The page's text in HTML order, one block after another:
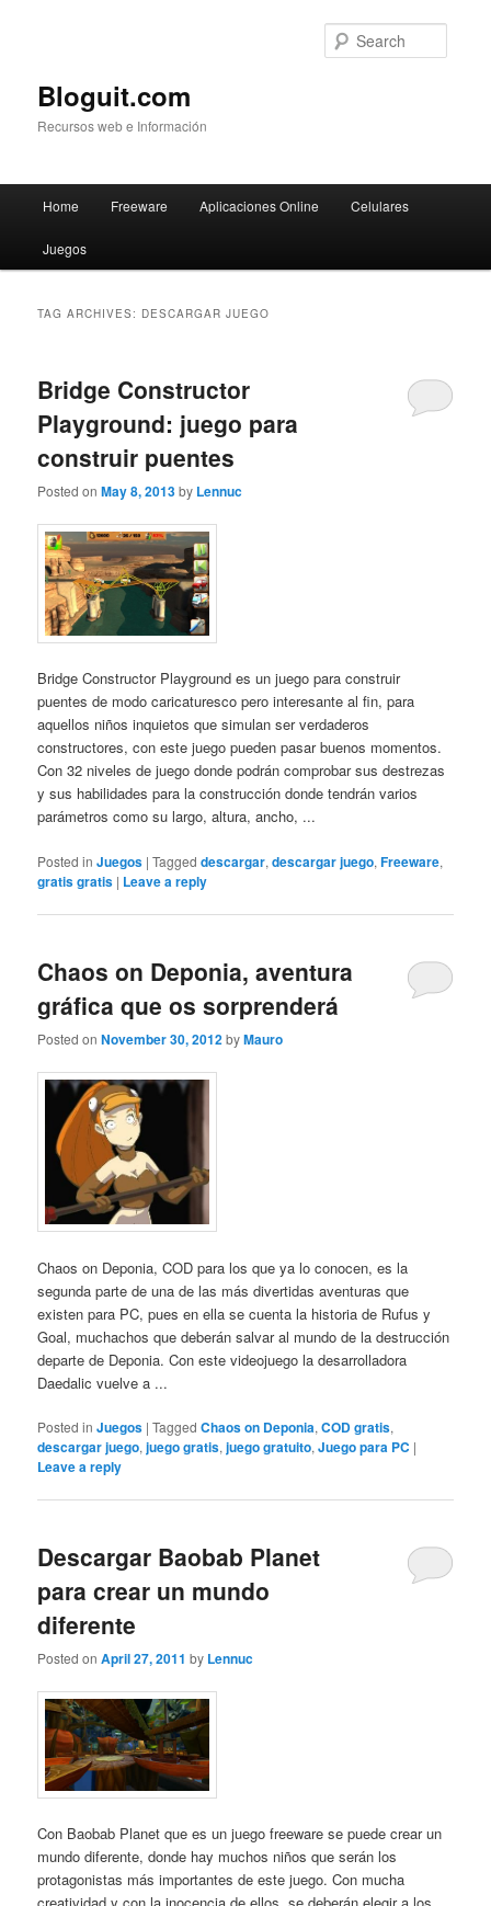
Bloguit.com
Recursos web e Información
Skip
to
Skip
to
Home Freeware Aplicaciones Online Celulares
Juegos
TAG ARCHIVES: DESCARGAR JUEGO
Bridge Constructor
Playground: juego para
construir puentes
Posted onMay 8, 2013by Lennuc
Bridge Constructor Playground es un juego para construir
puentes de modo caricaturesco pero interesante al fin, para
aquellos niños inquietos que simulan ser verdaderos
constructores, con este juego pueden pasar buenos momentos.
Con 32 niveles de juego donde podrán comprobar sus destrezas
y sus habilidades para la construcción donde tendrán varios
parámetros como su largo, altura, ancho, ...
Posted in Juegos |Tagged descargar,descargar juego,Freeware,
gratis gratis | Leave a reply
Chaos on Deponia, aventura
gráfica que os sorprenderá
Posted onNovember 30, 2012byMauro
Chaos on Deponia, COD para los que ya lo conocen, es la
segunda parte de una de las más divertidas aventuras que
existen para PC, pues en ella se cuenta la historia de Rufus y
Goal, muchachos que deberán salvar al mundo de la destrucción
departe de Deponia. Con este videojuego la desarrolladora
Daedalic vuelve a ...
Posted in Juegos |Tagged Chaos on Deponia,COD gratis,
descargar juego,juego gratis,juego gratuito,Juego para PC |
Leave a reply
Descargar Baobab Planet
para crear un mundo
diferente
Posted onApril 27, 2011 by Lennuc
Con Baobab Planet que es un juego freeware se puede crear un
mundo diferente, donde hay muchos niños que serán los
protagonistas más importantes de este juego. Con mucha